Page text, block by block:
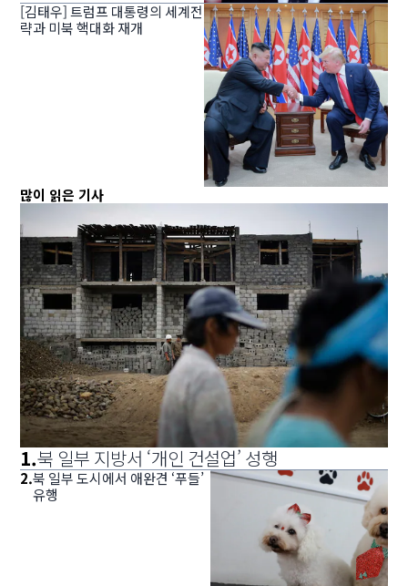
[김태우] 트럼프 대통령의 세계전
략과 미북 핵대화 재개
많이 읽은 기사
1.북 일부 지방서 ‘개인 건설업’ 성행
2.북 일부 도시에서 애완견 ‘푸들’
유행